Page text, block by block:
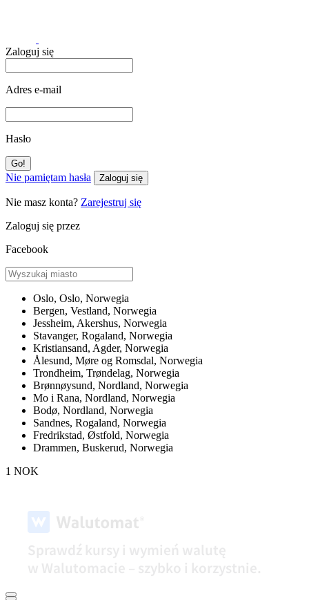
Zaloguj się
Adres e-mail
Hasło
Nie pamiętam hasła Zaloguj się
Nie masz konta? Zarejestruj się
Zaloguj się przez
Facebook
Oslo, Oslo, Norwegia
Bergen, Vestland, Norwegia
Jessheim, Akershus, Norwegia
Stavanger, Rogaland, Norwegia
Kristiansand, Agder, Norwegia
Ålesund, Møre og Romsdal, Norwegia
Trondheim, Trøndelag, Norwegia
Brønnøysund, Nordland, Norwegia
Mo i Rana, Nordland, Norwegia
Bodø, Nordland, Norwegia
Sandnes, Rogaland, Norwegia
Fredrikstad, Østfold, Norwegia
Drammen, Buskerud, Norwegia
1 NOK